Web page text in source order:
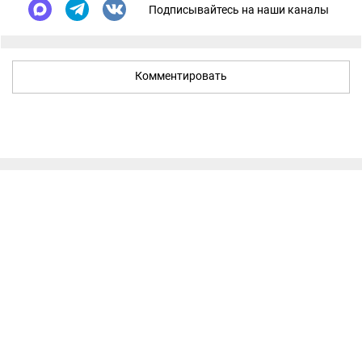
Подписывайтесь на наши каналы
Комментировать